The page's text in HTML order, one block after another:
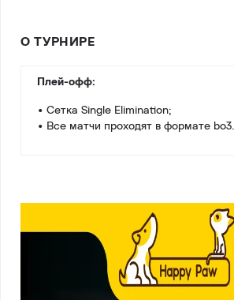
О ТУРНИРЕ
Плей-офф:
• Cетка Single Elimination;
• Все матчи проходят в формате bo3.